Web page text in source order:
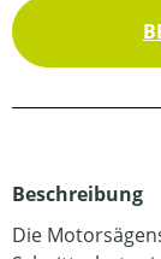
Beschreibung
Die